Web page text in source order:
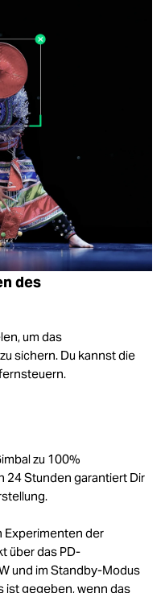
des
um das
sichern. Du kannst die
zu 100%
24 Stunden garantiert Dir
Experimenten der
über das PD-
und im Standby-Modus
ist gegeben, wenn das